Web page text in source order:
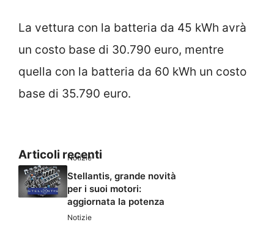
La vettura con la batteria da 45 kWh avrà
un costo base di 30.790 euro, mentre
quella con la batteria da 60 kWh un costo
base di 35.790 euro.
Articoli recenti
Notizie
Stellantis, grande novità
per i suoi motori:
aggiornata la potenza
Notizie